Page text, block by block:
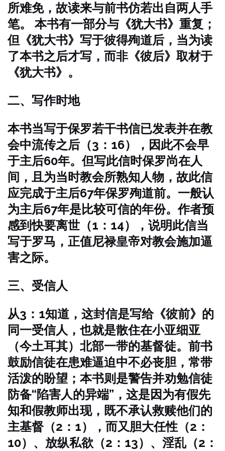
所难免，故读来与前书仿若出自两人手
笔。
本书有一部分与《犹大书》重复；
但《犹大书》写于彼得殉道后，当为读
了本书之后才写，而非《彼后》取材于
《犹大书》。
二、写作时地
本书当写于保罗若干书信已发表并在教
会中流传之后（3：16），因此不会早
于主后60年。但写此信时保罗尚在人
间，且为当时教会所熟知人物，故此信
应完成于主后67年保罗殉道前。一般认
为主后67年是比较可信的年份。作者预
感到快要离世（1：14），说明此信当
写于罗马，正值尼禄皇帝对教会施加逼
害之际。
三、受信人
从3：1知道，这封信是写给《彼前》的
同一受信人，也就是散住在小亚细亚
（今土耳其）北部一带的基督徒。前书
鼓励信徒在患难逼迫中不必丧胆，常带
活泼的盼望；本书则是警告并劝勉信徒
防备“陷害人的异端”，这是因为有假先
知和假教师出现，既不承认救赎他们的
主基督（2：1），而又胆大任性（2：
10）、放纵私欲（2：13）、淫乱（2：